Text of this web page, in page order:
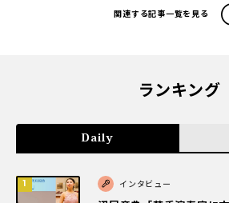
関連する記事一覧を見る
ランキング
Daily
インタビュー